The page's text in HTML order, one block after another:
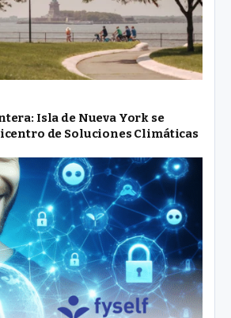
Isla de Nueva York se
de Soluciones Climáticas